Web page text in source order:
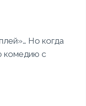
Но когда
комедию с